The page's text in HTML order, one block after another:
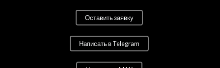
Оставить заявку
Написать в Telegram